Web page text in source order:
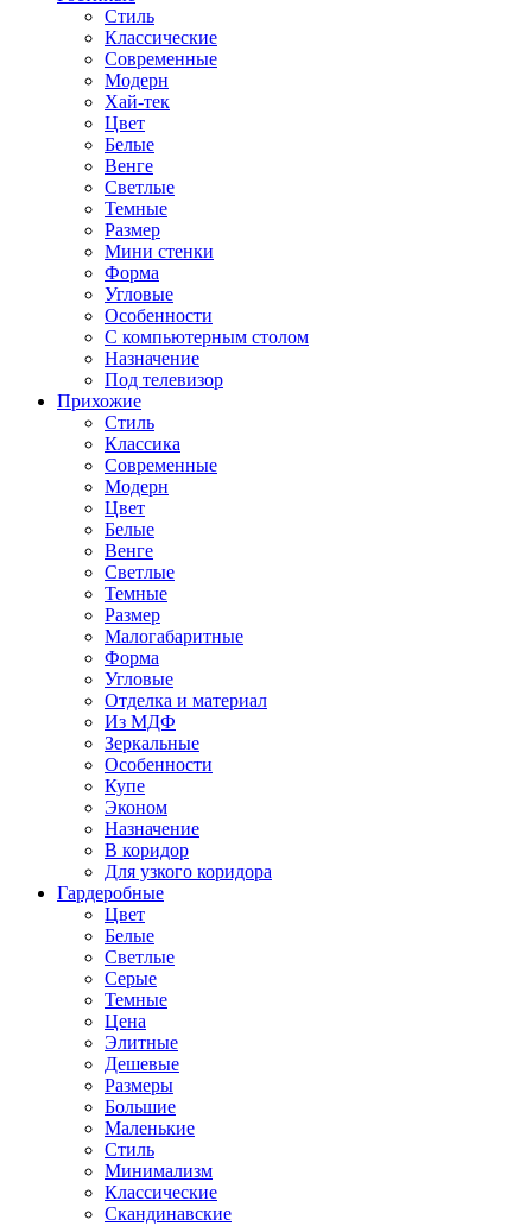
Стиль
Классические
Современные
Модерн
Хай-тек
Цвет
Белые
Венге
Светлые
Темные
Размер
Мини стенки
Форма
Угловые
Особенности
С компьютерным столом
Назначение
Под телевизор
Прихожие
Стиль
Классика
Современные
Модерн
Цвет
Белые
Венге
Светлые
Темные
Размер
Малогабаритные
Форма
Угловые
Отделка и материал
Из МДФ
Зеркальные
Особенности
Купе
Эконом
Назначение
В коридор
Для узкого коридора
Гардеробные
Цвет
Белые
Светлые
Серые
Темные
Цена
Элитные
Дешевые
Размеры
Большие
Маленькие
Стиль
Минимализм
Классические
Скандинавские